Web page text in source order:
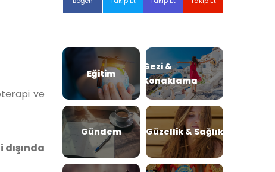
ve
Eğitim
Gezi &
Konaklama
Gündem Güzellik & Sağlık